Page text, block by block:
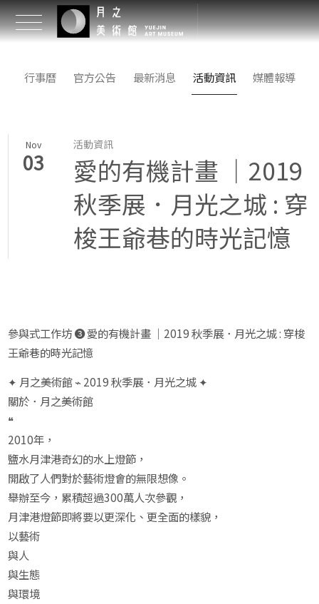
行事曆 官方公告 最新消息 活動資訊 媒體報導
Nov
03
活動資訊
愛的有機計畫 ｜2019
秋季展．月光之城 : 穿
梭王爺巷的時光記憶
參與式工作坊 ❸ 愛的有機計畫 ｜2019 秋季展．月光之城 : 穿梭
王爺巷的時光記憶
✦ 月之美術館 ⌁ 2019 秋季展．月光之城 ✦
關於．月之美術館
❝
2010年，
鹽水月津港奇幻的水上燈節，
開啟了人們對於藝術燈會的無限想像。
舉辦至今，累積超過300萬人次參觀，
月津港燈節即將要以更深化、更全面的樣貌，
以藝術
與人
與生態
與環境